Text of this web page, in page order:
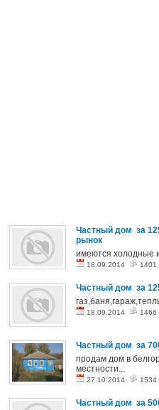
Частный дом за
рынок
имеются холодные
18.09.2014 1401
Частный дом за
18.09.2014 1466
Частный дом за
продам дом в
местности...
27.10.2014 1534
Частный дом за